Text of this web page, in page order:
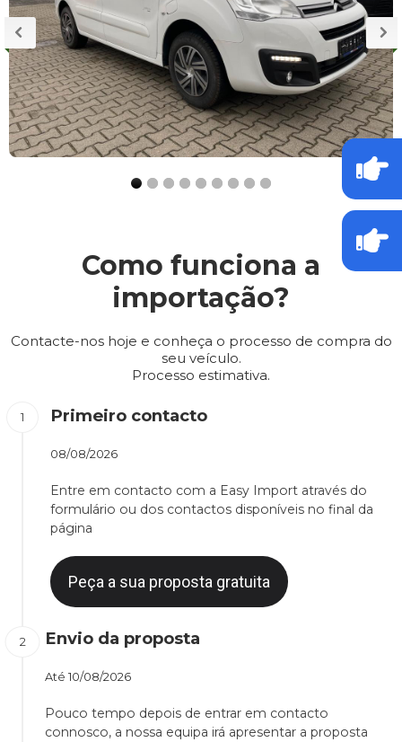
Como funciona a
importação?
Contacte-nos hoje e conheça o processo de compra do
seu veículo.
Processo estimativa.
Primeiro contacto
08/08/2026
Entre em contacto com a Easy Import através do
formulário ou dos contactos disponíveis no final da
página
Peça a sua proposta gratuita
Envio da proposta
Até 10/08/2026
Pouco tempo depois de entrar em contacto
connosco, a nossa equipa irá apresentar a proposta